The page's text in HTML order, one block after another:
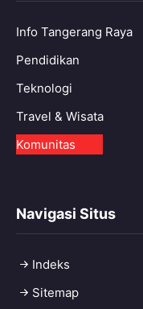
Info Tangerang Raya
Pendidikan
Teknologi
Travel & Wisata
Komunitas
Navigasi Situs
Indeks
Sitemap